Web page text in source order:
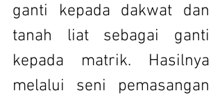
ganti kepada dakwat dan
tanah liat sebagai ganti
kepada matrik. Hasilnya
melalui seni pemasangan